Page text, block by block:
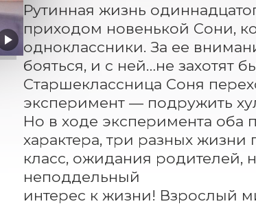
Рутинная жизнь
приходом новенькой Сони,
одноклассники. За ее
бояться, и с ней…не захотят
Старшеклассница Соня
эксперимент — подружить
Но в ходе эксперимента оба
характера, три разных жизни
класс, ожидания родителей,
неподдельный
интерес к жизни! Взрослый